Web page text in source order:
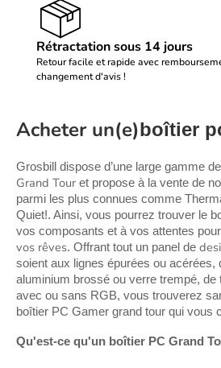
Rétractation sous 14 jours
Retour facile et rapide avec
changement d'avis !
Acheter un(e)boîtier
Grosbill dispose d’une large gamme
Grand Tour et propose à la vente de
parmi les plus connues comme
Quiet!. Ainsi, vous pourrez trouver le
vos composants et à vos attentes
vos rêves. Offrant tout un panel de
soient aux lignes épurées ou acérées,
aluminium brossé ou verre trempé, de
avec ou sans RGB, vous trouverez
boîtier PC Gamer grand tour qui vous
Qu'est-ce qu'un boîtier PC Grand